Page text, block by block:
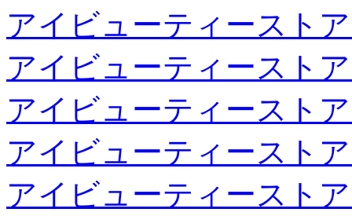
アイビューティースト
アイビューティースト
アイビューティースト
アイビューティースト
アイビューティースト